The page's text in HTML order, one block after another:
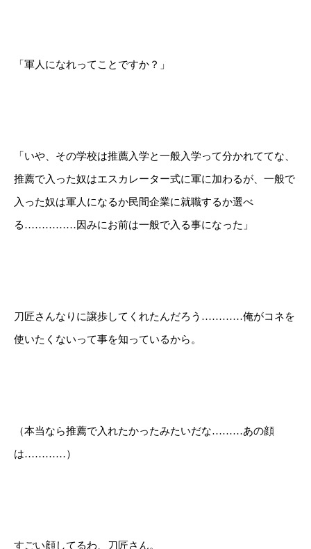
「軍人になれってことですか？」
「いや、その学校は推薦入学と一般入学って分かれててな、
推薦で入った奴はエスカレーター式に軍に加わるが、一般で
入った奴は軍人になるか民間企業に就職するか選べ
る……………因みにお前は一般で入る事になった」
刀匠さんなりに譲歩してくれたんだろう…………俺がコネを
使いたくないって事を知っているから。
（本当なら推薦で入れたかったみたいだな………あの顔
は…………）
すごい顔してるわ、刀匠さん。